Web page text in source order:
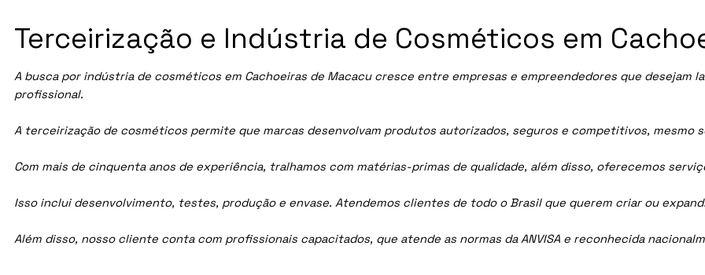
A busca por indústria de cosméticos em Cachoeiras de Macacu cresce entre empresas e empreendedores que desejam
profissional.
A terceirização de cosméticos permite que marcas desenvolvam produtos autorizados, seguros e competitivos, mesmo
Com mais de cinquenta anos de experiência, tralhamos com matérias-primas de qualidade, além disso, oferecemos
Isso inclui desenvolvimento, testes, produção e envase. Atendemos clientes de todo o Brasil que querem criar ou
Além disso, nosso cliente conta com profissionais capacitados, que atende as normas da ANVISA e reconhecida
Terceirização e Indústria de Cosméticos em